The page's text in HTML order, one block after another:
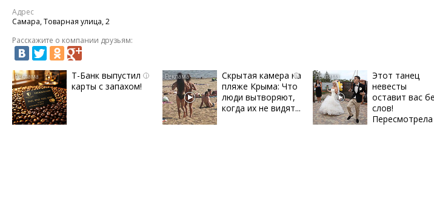
Адрес
Самара, Товарная улица, 2
Расскажите о компании друзьям:
i
Т-Банк выпустил
карты с запахом!
i
Скрытая камера на
пляже Крыма: Что
люди вытворяют,
когда их не видят...
Этот танец
невесты
оставит вас
слов!
Пересмотрела